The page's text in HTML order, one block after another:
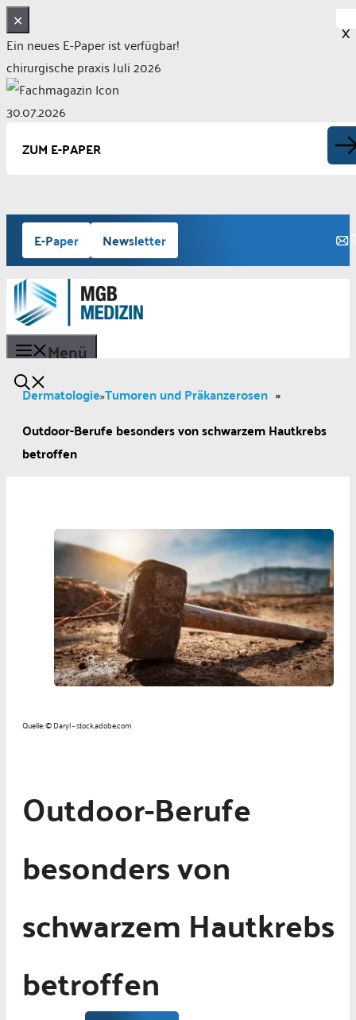
✕
Ein neues E-Paper ist verfügbar!
chirurgische praxis Juli 2026
30.07.2026
ZUM E-PAPER
Zum
Inhalt
springen
E-Paper Newsletter
Menü
Dermatologie»Tumoren und Präkanzerosen »
Outdoor-Berufe besonders von schwarzem Hautkrebs
betroffen
Quelle: © Daryl - stock.adobe.com
Outdoor-Berufe
besonders von
schwarzem Hautkrebs
betroffen
X